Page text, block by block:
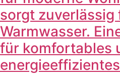
sorgt zuverlässig
Warmwasser.
für komfortables